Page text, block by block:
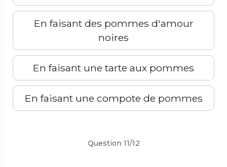
En faisant des pommes d'amour
noires
En faisant une tarte aux pommes
En faisant une compote de pommes
Précédent Suivant
Question 11/12